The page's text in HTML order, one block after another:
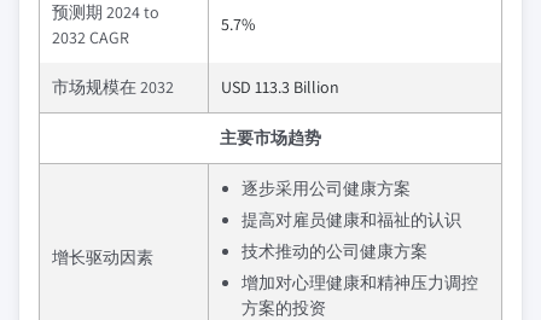
预测期 2024 to
2032 CAGR
5.7%
市场规模在 2032 USD 113.3 Billion
主要市场趋势
增长驱动因素
逐步采用公司健康方案
提高对雇员健康和福祉的认识
技术推动的公司健康方案
增加对心理健康和精神压力调控
方案的投资